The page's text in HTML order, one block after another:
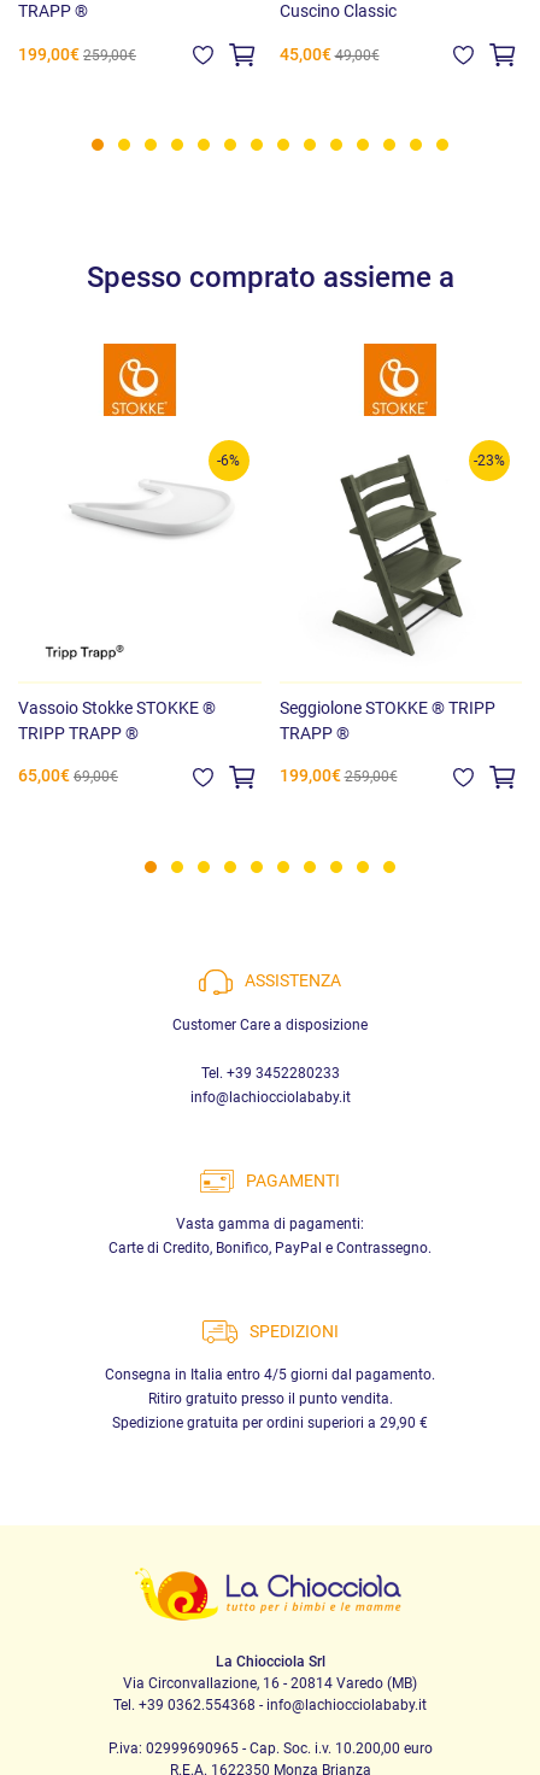
TRAPP ®
199,00€ 259,00€
Cuscino Classic
45,00€ 49,00€
Spesso comprato assieme a
-6%
Vassoio Stokke STOKKE ®
TRIPP TRAPP ®
65,00€ 69,00€
-23%
Seggiolone STOKKE ® TRIPP
TRAPP ®
199,00€ 259,00€
ASSISTENZA
Customer Care a disposizione
Tel. +39 3452280233
info@lachiocciolababy.it
PAGAMENTI
Vasta gamma di pagamenti:
Carte di Credito, Bonifico, PayPal e Contrassegno.
SPEDIZIONI
Consegna in Italia entro 4/5 giorni dal pagamento.
Ritiro gratuito presso il punto vendita.
Spedizione gratuita per ordini superiori a 29,90 €
La Chiocciola Srl
Via Circonvallazione, 16 - 20814 Varedo (MB)
Tel. +39 0362.554368 - info@lachiocciolababy.it
P.iva: 02999690965 - Cap. Soc. i.v. 10.200,00 euro
R.E.A. 1622350 Monza Brianza